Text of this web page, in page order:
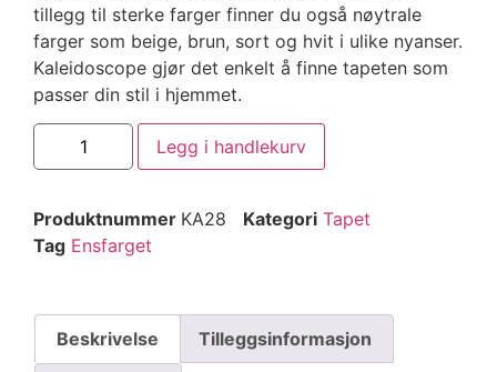
tillegg til sterke farger finner du også nøytrale
farger som beige, brun, sort og hvit i ulike nyanser.
Kaleidoscope gjør det enkelt å finne tapeten som
passer din stil i hjemmet.
Legg i handlekurv
Produktnummer KA28 Kategori Tapet
Tag Ensfarget
Beskrivelse Tilleggsinformasjon